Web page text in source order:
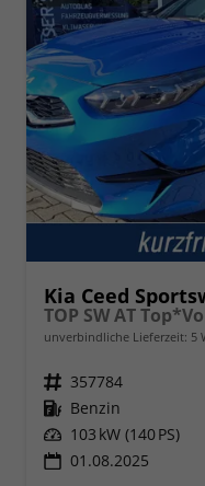
Kia Ceed
TOP SW AT
unverbindliche Lieferzeit: 5
Fahrzeugnr. 357784
Kraftstoff Benzin
Leistung 103 kW (140 PS)
01.08.2025